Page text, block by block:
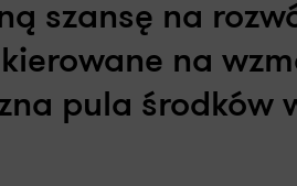
szansę na
na
pula środków